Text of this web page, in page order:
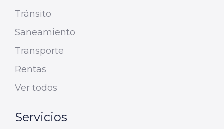
Tránsito
Saneamiento
Transporte
Rentas
Ver todos
Servicios